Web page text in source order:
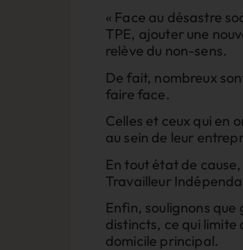
« Face au désastre
TPE, ajouter une
relève du non-sens.
De fait, nombreux
faire face.
Celles et ceux qui en
au sein de leur
En tout état de
Travailleur
Enfin, soulignons
distincts, ce qui limite
domicile principal.